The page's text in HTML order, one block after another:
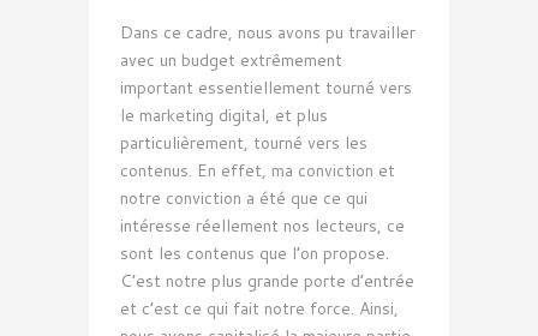
Dans ce cadre, nous avons pu travailler
avec un budget extrêmement
important essentiellement tourné vers
le marketing digital, et plus
particulièrement, tourné vers les
contenus. En effet, ma conviction et
notre conviction a été que ce qui
intéresse réellement nos lecteurs, ce
sont les contenus que l’on propose.
C’est notre plus grande porte d’entrée
et c’est ce qui fait notre force. Ainsi,